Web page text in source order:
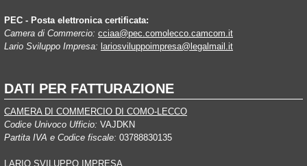
PEC - Posta elettronica certificata:
Camera di Commercio: cciaa@pec.comolecco.camcom.it
Lario Sviluppo Impresa: lariosviluppoimpresa@legalmail.it
DATI PER FATTURAZIONE
CAMERA DI COMMERCIO DI COMO-LECCO
Codice Univoco Ufficio: VAJDKN
Partita IVA e Codice fiscale: 03788830135
LARIO SVILUPPO IMPRESA